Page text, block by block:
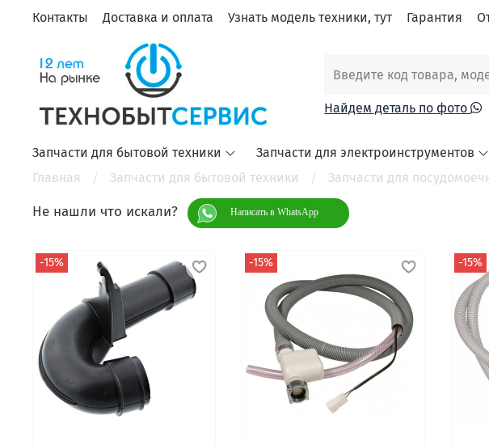
Контакты Доставка и оплата Узнать модель техники, тут Гарантия
Найдем деталь по фото
Запчасти для бытовой техники Запчасти для электроинструментов
Главная
Запчасти для бытовой техники Запчасти для
Не нашли что искали? Написать в WhatsApp
-15% -15% -15%